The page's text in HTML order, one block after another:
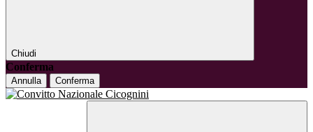
Chiudi
Conferma
Annulla Conferma